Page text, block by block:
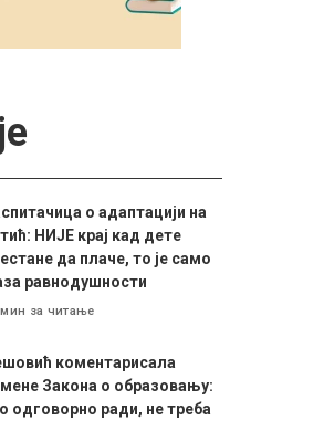
о адаптацији на
НИЈЕ крај кад дете
да плаче, то је само
равнодушности
за читање
коментарисала
Закона о образовању:
одговорно ради, не треба